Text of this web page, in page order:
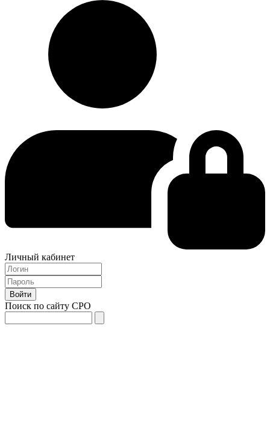
Личный кабинет
Поиск по сайту СРО